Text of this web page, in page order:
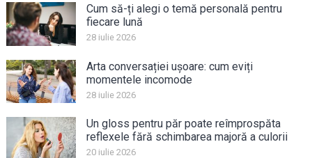
Cum să-ți alegi o temă personală pentru
fiecare lună
28 iulie 2026
Arta conversației ușoare: cum eviți
momentele incomode
28 iulie 2026
Un gloss pentru păr poate reîmprospăta
reflexele fără schimbarea majoră a culorii
20 iulie 2026